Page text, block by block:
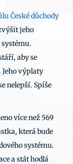
České důchody
jeho
aby se
výplaty
nelepší. Spíše
více než 569
která bude
systému.
a stát hodlá